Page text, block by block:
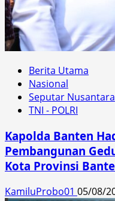
Berita Utama
Nasional
Seputar Nusantara
TNI - POLRI
Kapolda Banten
Pembangunan
Kota Provinsi
KamiluProbo01 05/08/